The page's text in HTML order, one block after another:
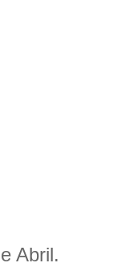
Abril.